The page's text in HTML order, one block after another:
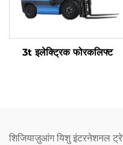
3t इलेक्ट्रिक फोरकलिफ्ट
शिजियाज़ुआंग यिशु इंटरनेशनल